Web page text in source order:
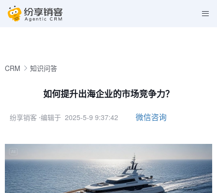
CRM 知识问答
如何提升出海企业的市场竞争力？
纷享销客 ⋅编辑于 2025-5-9 9:37:42 微信咨询